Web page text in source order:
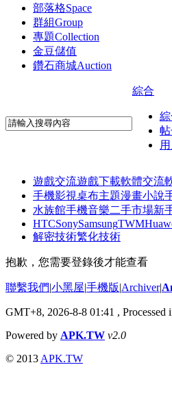
部落格Space
群組Group
專題Collection
金豆儲值
鑽石商城Auction
綜合
遊戲交流遊戲下載軟體交流
手機影視桌布主題漫畫小說
水族館手機音樂二手市場新
HTCSonySamsungTWM
解密技術繁化技術
抱歉，您需要登錄後才能查看
聯繫我們|小黑屋|手機版|Archiver|
GMT+8, 2026-8-8 01:41 , Processed
Powered by APK.TW v2.0
© 2013 APK.TW